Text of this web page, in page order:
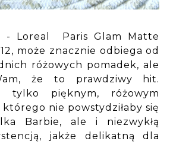
- Loreal Paris Glam Matte
może znacznie odbiega od
różowych pomadek, ale
że to prawdziwy hit.
tylko pięknym, różowym
nie powstydziłaby się
Barbie, ale i niezwykłą
jakże delikatną dla